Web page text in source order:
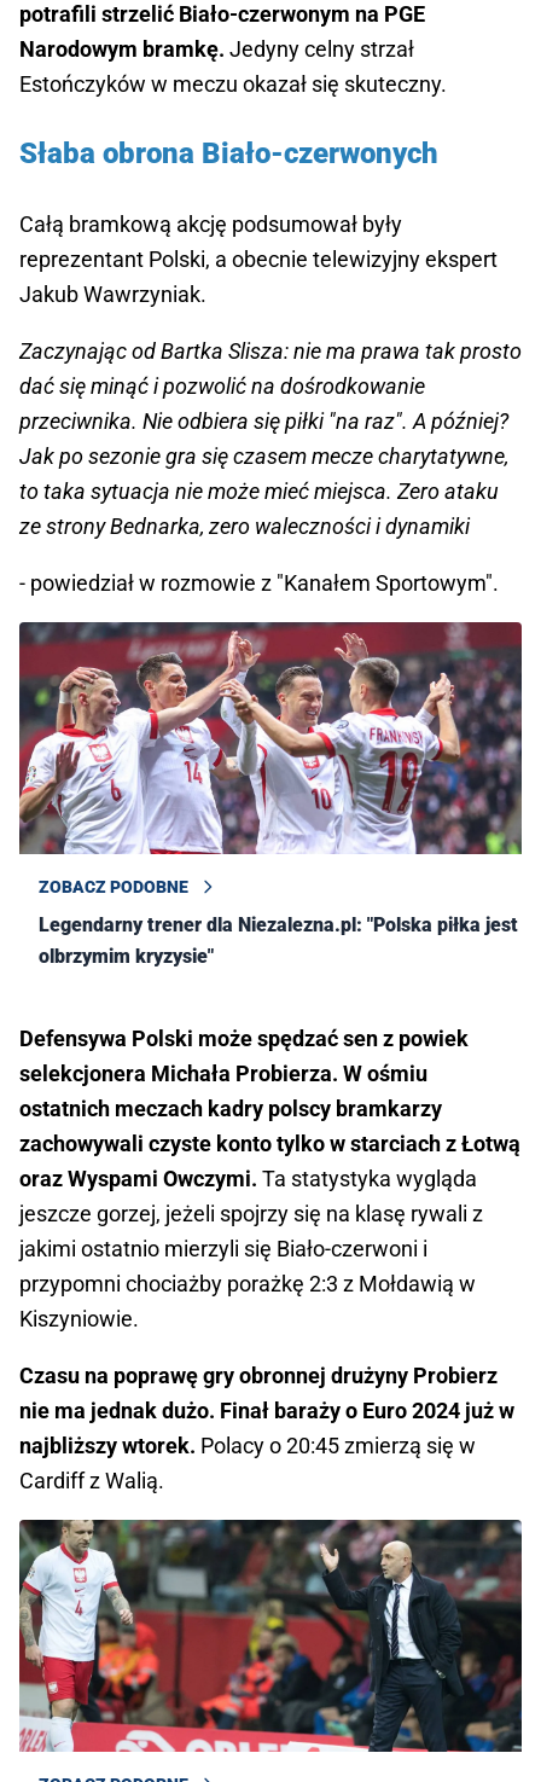
potrafili strzelić Biało-czerwonym na PGE
Narodowym bramkę. Jedyny celny strzał
Estończyków w meczu okazał się skuteczny.
Słaba obrona Biało-czerwonych
Całą bramkową akcję podsumował były
reprezentant Polski, a obecnie telewizyjny ekspert
Jakub Wawrzyniak.
Zaczynając od Bartka Slisza: nie ma prawa tak prosto
dać się minąć i pozwolić na dośrodkowanie
przeciwnika. Nie odbiera się piłki "na raz". A później?
Jak po sezonie gra się czasem mecze charytatywne,
to taka sytuacja nie może mieć miejsca. Zero ataku
ze strony Bednarka, zero waleczności i dynamiki
- powiedział w rozmowie z "Kanałem Sportowym".
ZOBACZ PODOBNE
Legendarny trener dla Niezalezna.pl: "Polska piłka jest w
olbrzymim kryzysie"
Defensywa Polski może spędzać sen z powiek
selekcjonera Michała Probierza. W ośmiu
ostatnich meczach kadry polscy bramkarzy
zachowywali czyste konto tylko w starciach z Łotwą
oraz Wyspami Owczymi. Ta statystyka wygląda
jeszcze gorzej, jeżeli spojrzy się na klasę rywali z
jakimi ostatnio mierzyli się Biało-czerwoni i
przypomni chociażby porażkę 2:3 z Mołdawią w
Kiszyniowie.
Czasu na poprawę gry obronnej drużyny Probierz
nie ma jednak dużo. Finał baraży o Euro 2024 już w
najbliższy wtorek. Polacy o 20:45 zmierzą się w
Cardiff z Walią.